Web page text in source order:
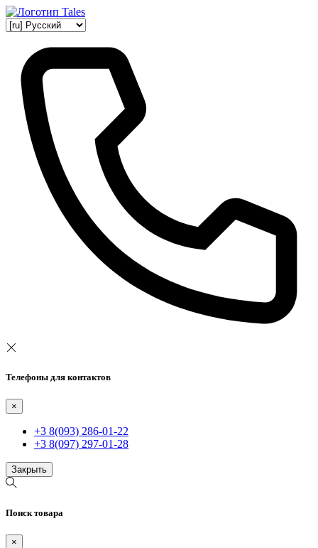
Телефоны для контактов
×
+3 8(093) 286-01-22
+3 8(097) 297-01-28
Закрыть
Поиск товара
×